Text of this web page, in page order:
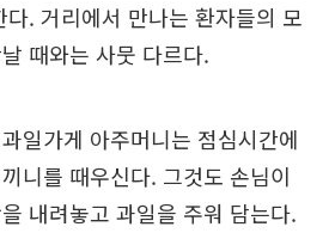
. 거리에서 만나는 환자들의 모
때와는 사뭇 다르다.
일가게 아주머니는 점심시간에
니를 때우신다. 그것도 손님이
내려놓고 과일을 주워 담는다.